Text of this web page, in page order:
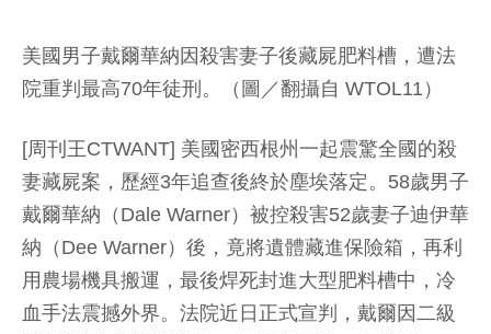
美國男子戴爾華納因殺害妻子後藏屍肥料槽，遭法
院重判最高70年徒刑。（圖／翻攝自 WTOL11）
[周刊王CTWANT] 美國密西根州一起震驚全國的殺
妻藏屍案，歷經3年追查後終於塵埃落定。58歲男子
戴爾華納（Dale Warner）被控殺害52歲妻子迪伊華
納（Dee Warner）後，竟將遺體藏進保險箱，再利
用農場機具搬運，最後焊死封進大型肥料槽中，冷
血手法震撼外界。法院近日正式宣判，戴爾因二級